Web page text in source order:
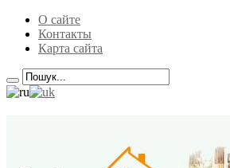
О сайте
Контакты
Карта сайта